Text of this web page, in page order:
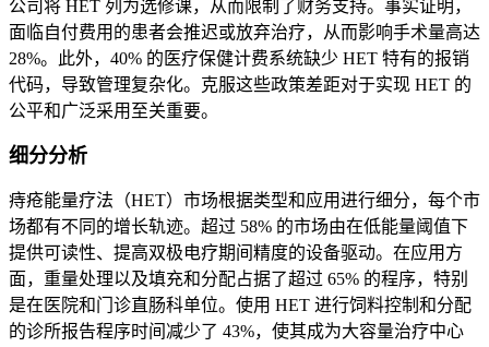
公司将 HET 列为选修课，从而限制了财务支持。事实证明，
面临自付费用的患者会推迟或放弃治疗，从而影响手术量高达
28%。此外，40% 的医疗保健计费系统缺少 HET 特有的报销
代码，导致管理复杂化。克服这些政策差距对于实现 HET 的
公平和广泛采用至关重要。
细分分析
痔疮能量疗法（HET）市场根据类型和应用进行细分，每个市
场都有不同的增长轨迹。超过 58% 的市场由在低能量阈值下
提供可读性、提高双极电疗期间精度的设备驱动。在应用方
面，重量处理以及填充和分配占据了超过 65% 的程序，特别
是在医院和门诊直肠科单位。使用 HET 进行饲料控制和分配
的诊所报告程序时间减少了 43%，使其成为大容量治疗中心